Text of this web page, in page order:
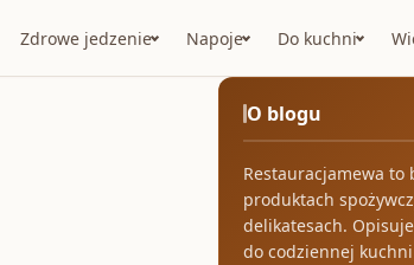
Zdrowe jedzenie Napoje Do kuchni
O blogu
Restauracjamewa to
produktach
delikatesach.
do codziennej